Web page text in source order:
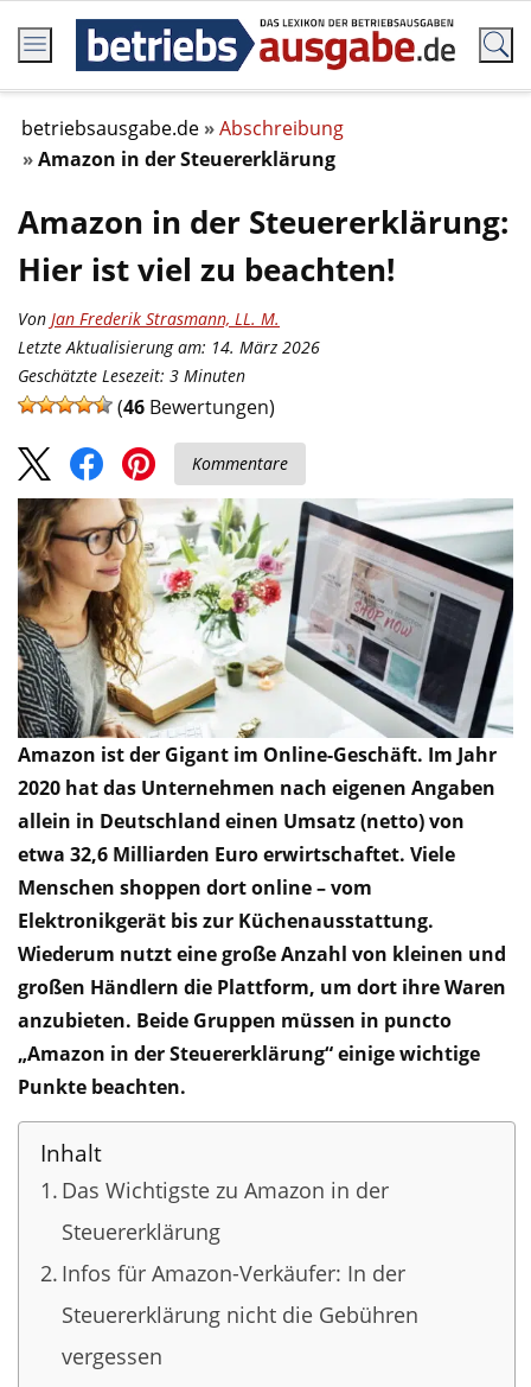
betriebsausgabe.de
Abschreibung
Amazon in der Steuererklärung
Amazon in der Steuererklärung:
Hier ist viel zu beachten!
Von Jan Frederik Strasmann, LL. M.
Letzte Aktualisierung am: 14. März 2026
Geschätzte Lesezeit: 3 Minuten
(46 Bewertungen)
Kommentare
Amazon ist der Gigant im Online-Geschäft. Im Jahr
2020 hat das Unternehmen nach eigenen Angaben
allein in Deutschland einen Umsatz (netto) von
etwa 32,6 Milliarden Euro erwirtschaftet. Viele
Menschen shoppen dort online – vom
Elektronikgerät bis zur Küchenausstattung.
Wiederum nutzt eine große Anzahl von kleinen und
großen Händlern die Plattform, um dort ihre Waren
anzubieten. Beide Gruppen müssen in puncto
„Amazon in der Steuererklärung“ einige wichtige
Punkte beachten.
Inhalt
Das Wichtigste zu Amazon in der
Steuererklärung
Infos für Amazon-Verkäufer: In der
Steuererklärung nicht die Gebühren
vergessen